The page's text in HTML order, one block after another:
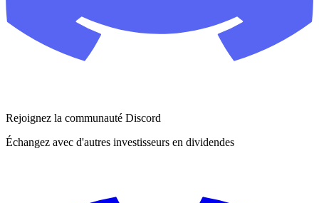
Rejoignez la communauté Discord
Échangez avec d'autres investisseurs en dividendes